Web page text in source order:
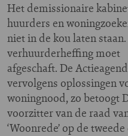
Het demissionaire
huurders en
niet in de kou laten staan.
verhuurderheffing moet
afgeschaft. De
vervolgens oplossingen
woningnood, zo betoogt
voorzitter van de raad
‘Woonrede’ op de